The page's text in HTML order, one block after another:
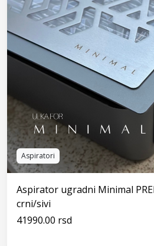
Aspiratori
Aspirator ugradni Minimal
crni/sivi
41990.00 rsd